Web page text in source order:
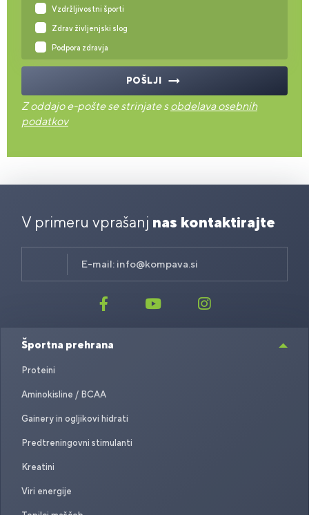
Vzdržljivostni športi
Zdrav življenjski slog
Podpora zdravja
POŠLJI
Z oddajo e-pošte se strinjate sobdelava osebnih
podatkov
V primeru vprašanj nas kontaktirajte
E-mail: info@kompava.si
Športna prehrana
Proteini
Aminokisline / BCAA
Gainery in ogljikovi hidrati
Predtreningovni stimulanti
Kreatini
Viri energije